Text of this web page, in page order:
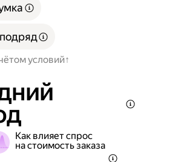
условий
Как влияет спрос
на стоимость заказа